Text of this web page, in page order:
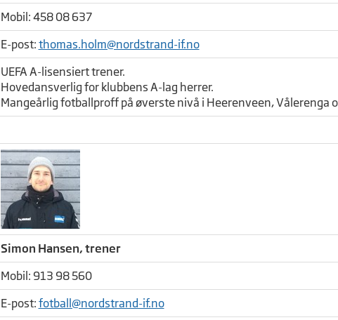
Mobil: 458 08 637
E-post: thomas.holm@nordstrand-if.no
UEFA A-lisensiert trener.
Hovedansverlig for klubbens A-lag herrer.
Mangeårlig fotballproff på øverste nivå i Heerenveen, Vålerenga
Simon Hansen, trener
Mobil: 913 98 560
​​​​​E-post: fotball@nordstrand-if.no